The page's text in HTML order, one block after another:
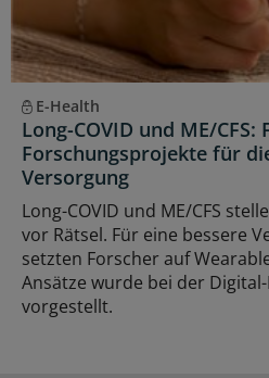
E-Health
Long-COVID und ME/CFS:
Forschungsprojekte für
Versorgung
Long-COVID und ME/CFS
vor Rätsel. Für eine bessere
setzten Forscher auf
Ansätze wurde bei der
vorgestellt.